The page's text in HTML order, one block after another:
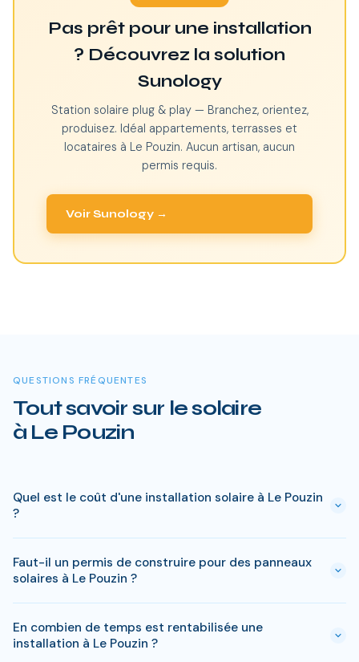
Pas prêt pour une installation
? Découvrez la solution
Sunology
Station solaire plug & play — Branchez, orientez,
produisez. Idéal appartements, terrasses et
locataires à Le Pouzin. Aucun artisan, aucun
permis requis.
Voir Sunology →
QUESTIONS FRÉQUENTES
Tout savoir sur le solaire
à Le Pouzin
Quel est le coût d'une installation solaire à Le Pouzin
?
à 9 kWc). Après les aides disponibles en Ardèche
(MaPrimeRénov', prime autoconsommation, TVA réduite), le
reste à charge peut descendre sous 4 000 € pour une
installation standard de 3 kWc.
Faut-il un permis de construire pour des panneaux
solaires à Le Pouzin ?
à Le Pouzin. Si votre bien est classé ou en zone protégée en
Ardèche, des règles spécifiques peuvent s'appliquer. RJ
En combien de temps est rentabilisée une
installation à Le Pouzin ?